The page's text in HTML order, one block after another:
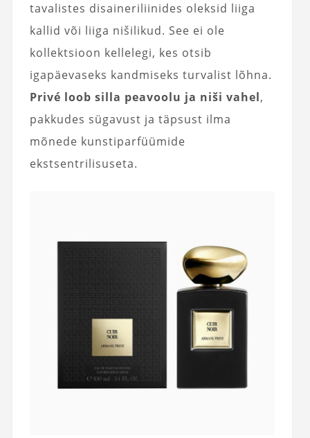
tavalistes disaineriliinides oleksid liiga
kallid või liiga nišilikud. See ei ole
kollektsioon kellelegi, kes otsib
igapäevaseks kandmiseks turvalist lõhna.
Privé loob silla peavoolu ja niši vahel,
pakkudes sügavust ja täpsust ilma
mõnede kunstiparfüümide
ekstsentrilisuseta.